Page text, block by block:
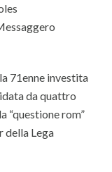
71enne investita
da quattro
“questione rom”
della Lega